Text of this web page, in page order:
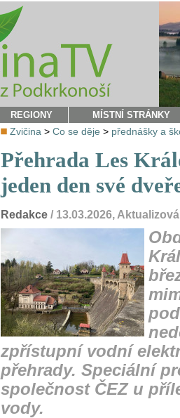
REGIONY MÍSTNÍ STRÁNKY
Zvičina > Co se děje > přednášky a
Přehrada Les
jeden den své
Redakce / 13.03.2026,
zpřístupní vodní
přehrady. Speciální
společnost ČEZ u
vody.